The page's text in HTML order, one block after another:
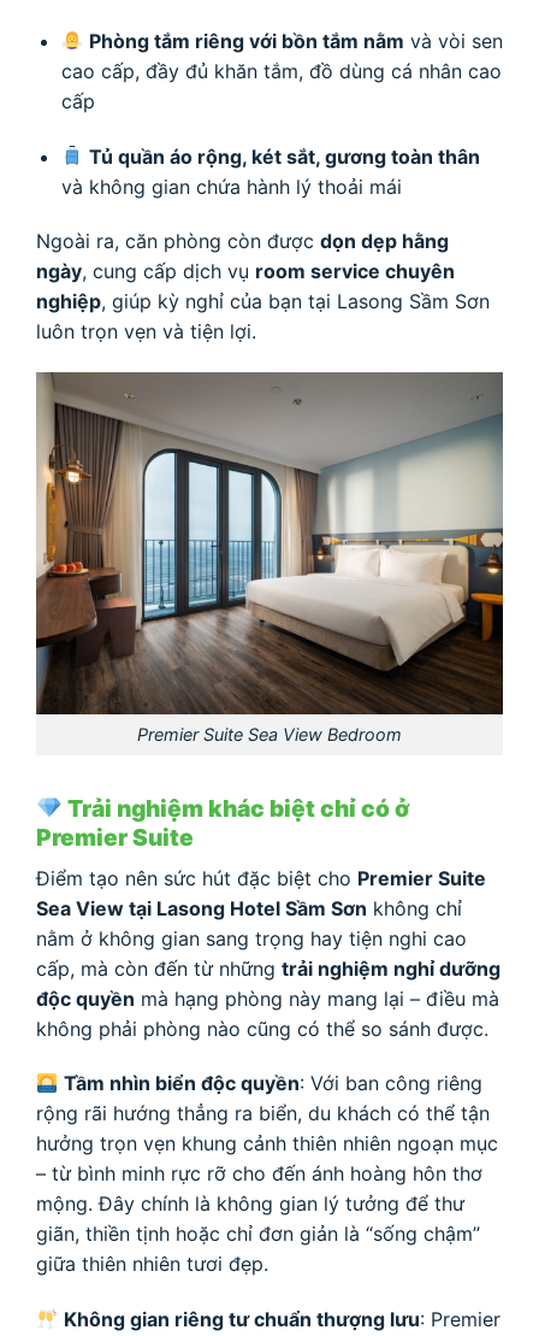
Phòng tắm riêng với bồn tắm nằm và vòi sen
cao cấp, đầy đủ khăn tắm, đồ dùng cá nhân cao
cấp
Tủ quần áo rộng, két sắt, gương toàn thân
và không gian chứa hành lý thoải mái
Ngoài ra, căn phòng còn được dọn dẹp hằng
ngày, cung cấp dịch vụ room service chuyên
nghiệp, giúp kỳ nghỉ của bạn tại Lasong Sầm Sơn
luôn trọn vẹn và tiện lợi.
Premier Suite Sea View Bedroom
Trải nghiệm khác biệt chỉ có ở
Premier Suite
Điểm tạo nên sức hút đặc biệt cho Premier Suite
Sea View tại Lasong Hotel Sầm Sơn không chỉ
nằm ở không gian sang trọng hay tiện nghi cao
cấp, mà còn đến từ những trải nghiệm nghỉ dưỡng
độc quyền mà hạng phòng này mang lại – điều mà
không phải phòng nào cũng có thể so sánh được.
Tầm nhìn biển độc quyền: Với ban công riêng
rộng rãi hướng thẳng ra biển, du khách có thể tận
hưởng trọn vẹn khung cảnh thiên nhiên ngoạn mục
– từ bình minh rực rỡ cho đến ánh hoàng hôn thơ
mộng. Đây chính là không gian lý tưởng để thư
giãn, thiền tịnh hoặc chỉ đơn giản là “sống chậm”
giữa thiên nhiên tươi đẹp.
Không gian riêng tư chuẩn thượng lưu: Premier